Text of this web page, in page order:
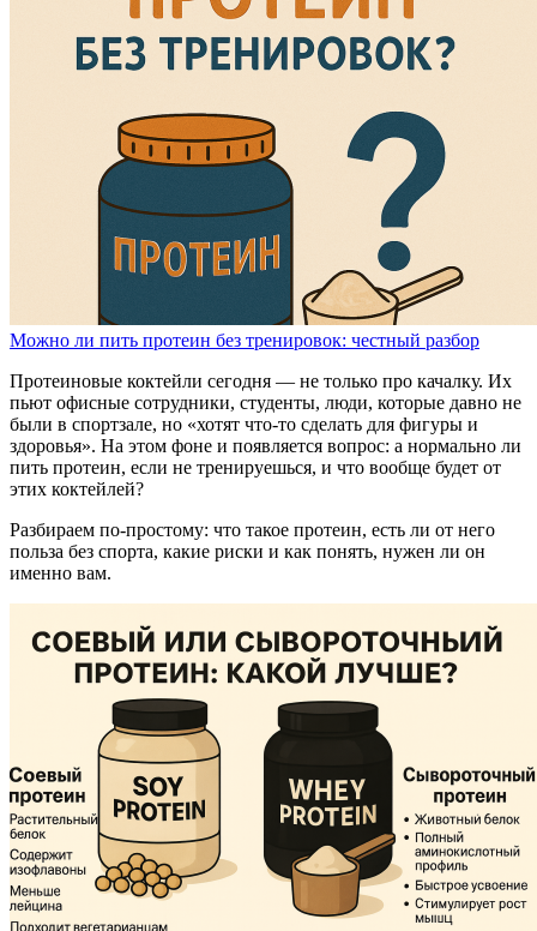
Можно ли пить протеин без тренировок: честный разбор
Протеиновые коктейли сегодня — не только про качалку. Их
пьют офисные сотрудники, студенты, люди, которые давно не
были в спортзале, но «хотят что-то сделать для фигуры и
здоровья». На этом фоне и появляется вопрос: а нормально ли
пить протеин, если не тренируешься, и что вообще будет от
этих коктейлей?
Разбираем по-простому: что такое протеин, есть ли от него
польза без спорта, какие риски и как понять, нужен ли он
именно вам.